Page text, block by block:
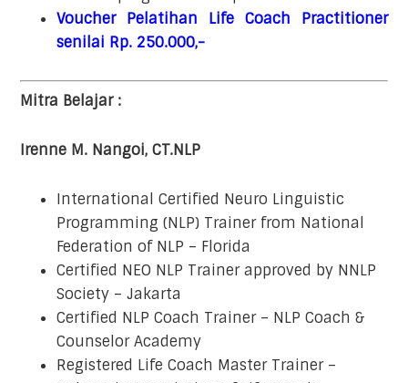
Voucher Pelatihan Life Coach Practitioner
senilai Rp. 250.000,-
Mitra Belajar :
Irenne M. Nangoi, CT.NLP
International Certified Neuro Linguistic
Programming (NLP) Trainer from National
Federation of NLP – Florida
Certified NEO NLP Trainer approved by NNLP
Society – Jakarta
Certified NLP Coach Trainer – NLP Coach &
Counselor Academy
Registered Life Coach Master Trainer –